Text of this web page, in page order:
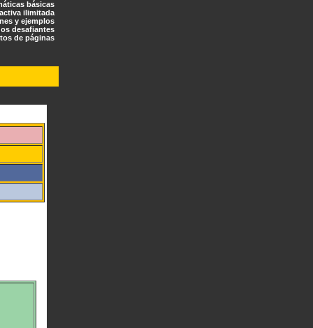
básicas
ilimitada
y ejemplos
desafiantes
de páginas